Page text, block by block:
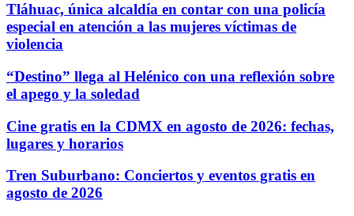
Tláhuac, única alcaldía en contar con una policía
especial en atención a las mujeres víctimas de
violencia
“Destino” llega al Helénico con una reflexión sobre
el apego y la soledad
Cine gratis en la CDMX en agosto de 2026: fechas,
lugares y horarios
Tren Suburbano: Conciertos y eventos gratis en
agosto de 2026